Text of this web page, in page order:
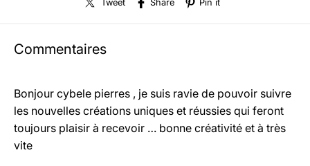
Tweet Share Pin it
Commentaires
Bonjour cybele pierres , je suis ravie de pouvoir suivre
les nouvelles créations uniques et réussies qui feront
toujours plaisir à recevoir … bonne créativité et à très
vite